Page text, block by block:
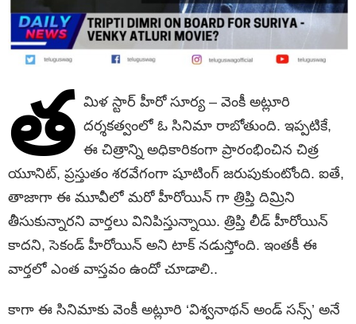
త మిళ స్టార్ హీరో సూర్య – వెంకీ అట్లూరి
దర్శకత్వంలో ఓ సినిమా రాబోతుంది. ఇప్పటికే,
ఈ చిత్రాన్ని అధికారికంగా ప్రారంభించిన చిత్ర
యూనిట్, ప్రస్తుతం శరవేగంగా షూటింగ్ జరుపుకుంటోంది. ఐతే,
తాజాగా ఈ మూవీలో మరో హీరోయిన్ గా త్రిప్తి దిమ్రిని
తీసుకున్నారని వార్తలు వినిపిస్తున్నాయి. త్రిప్తి లీడ్ హీరోయిన్
కాదని, సెకండ్ హీరోయిన్ అని టాక్ నడుస్తోంది. ఇంతకీ ఈ
వార్తలో ఎంత వాస్తవం ఉందో చూడాలి..
కాగా ఈ సినిమాకు వెంకీ అట్లూరి ‘విశ్వనాథన్ అండ్ సన్స్’ అనే